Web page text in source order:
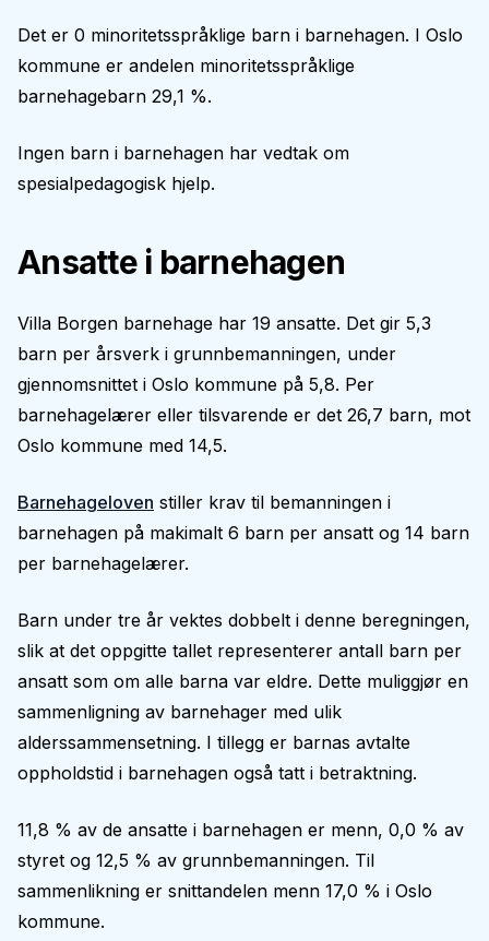
Det er 0 minoritetsspråklige barn i barnehagen. I Oslo
kommune er andelen minoritetsspråklige
barnehagebarn 29,1 %.
Ingen barn i barnehagen har vedtak om
spesialpedagogisk hjelp.
Ansatte i barnehagen
Villa Borgen barnehage har 19 ansatte. Det gir 5,3
barn per årsverk i grunnbemanningen, under
gjennomsnittet i Oslo kommune på 5,8. Per
barnehagelærer eller tilsvarende er det 26,7 barn, mot
Oslo kommune med 14,5.
Barnehageloven stiller krav til bemanningen i
barnehagen på makimalt 6 barn per ansatt og 14 barn
per barnehagelærer.
Barn under tre år vektes dobbelt i denne beregningen,
slik at det oppgitte tallet representerer antall barn per
ansatt som om alle barna var eldre. Dette muliggjør en
sammenligning av barnehager med ulik
alderssammensetning. I tillegg er barnas avtalte
oppholdstid i barnehagen også tatt i betraktning.
11,8 % av de ansatte i barnehagen er menn, 0,0 % av
styret og 12,5 % av grunnbemanningen. Til
sammenlikning er snittandelen menn 17,0 % i Oslo
kommune.